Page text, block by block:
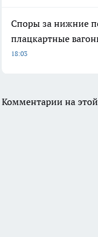
Споры за нижние
плацкартные
18:03
Комментарии на